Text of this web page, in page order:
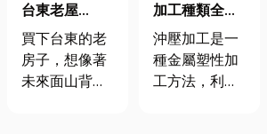
台東老屋
DIY？去台東
水電材料行這
樣買才不花冤
買下台東的老
房子，想像著
未來面山背海
加工種類全解
析，滿足大規
模生產需求
沖壓加工是一
種金屬塑性加
工方法，利用